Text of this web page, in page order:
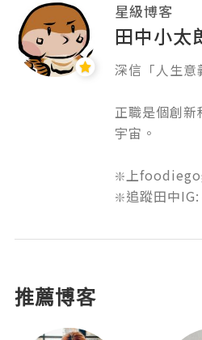
星級博客
田中小太
深信「人生意
正職是個創
宇宙。
❇️上
推薦博客